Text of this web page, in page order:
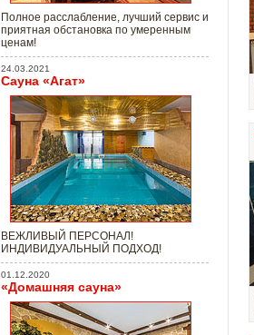
Полное расслабление, лучший сервис и
приятная обстановка по умеренным
ценам!
24.03.2021
Сауна «Агат»
ВЕЖЛИВЫЙ ПЕРСОНАЛ!
ИНДИВИДУАЛЬНЫЙ ПОДХОД!
01.12.2020
«Домашняя сауна»